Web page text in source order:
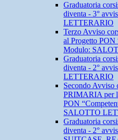
Graduatoria
diventa - 3°
LETTERARIO
Terzo Avviso
al Progetto PON
Modulo:
Graduatoria
diventa - 2°
LETTERARIO
Secondo
PRIMARIA per
PON
SALOTTO
Graduatoria
diventa - 2°